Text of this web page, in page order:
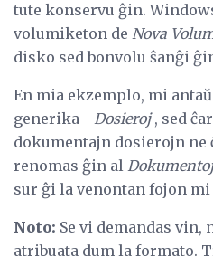
tute konservu ĝin.
volumiketon de Nova
disko sed bonvolu ŝanĝi
En mia ekzemplo, mi
generika - Dosieroj, sed
dokumentajn dosierojn
renomas ĝin al
sur ĝi la venontan fojon mi
Noto: Se vi demandas vin,
atribuata dum la formato.